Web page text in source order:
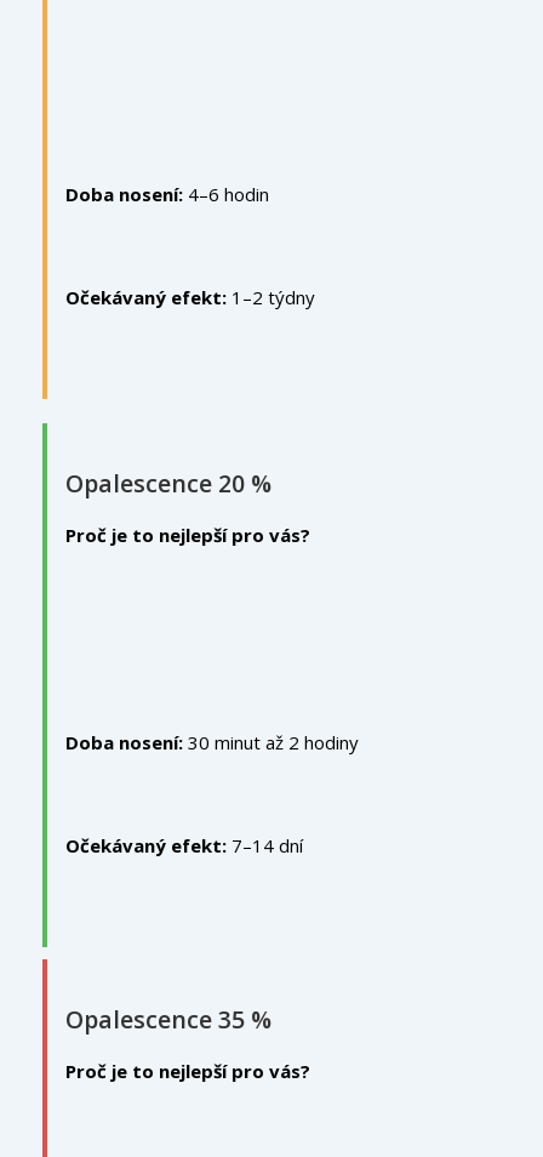
Doba nosení: 4–6 hodin
Očekávaný efekt: 1–2 týdny
Opalescence 20 %
Proč je to nejlepší pro vás?
Doba nosení: 30 minut až 2 hodiny
Očekávaný efekt: 7–14 dní
Opalescence 35 %
Proč je to nejlepší pro vás?